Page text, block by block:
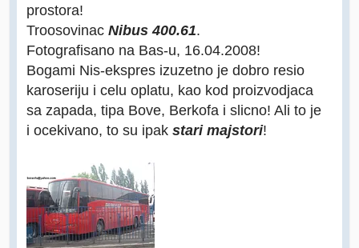
prostora!
Troosovinac Nibus 400.61.
Fotografisano na Bas-u, 16.04.2008!
Bogami Nis-ekspres izuzetno je dobro resio
karoseriju i celu oplatu, kao kod proizvodjaca
sa zapada, tipa Bove, Berkofa i slicno! Ali to je
i ocekivano, to su ipak stari majstori!